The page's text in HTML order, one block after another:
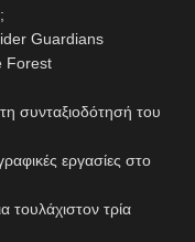
Guardians
Forest
συνταξιοδότησή του
εργασίες στο
τουλάχιστον τρία